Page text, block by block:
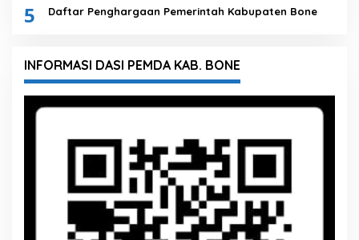
5 Daftar Penghargaan Pemerintah Kabupaten Bone
INFORMASI DASI PEMDA KAB. BONE